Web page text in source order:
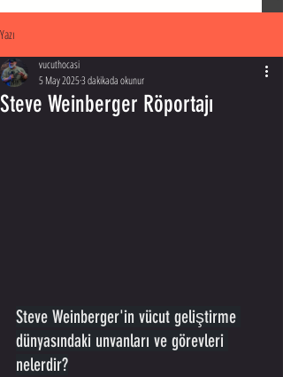
Yazı
Steve Weinberger Röportajı
vucuthocasi
5 May 20253 dakikada okunur
Steve Weinberger'in vücut geliştirme
dünyasındaki unvanları ve görevleri
nelerdir?